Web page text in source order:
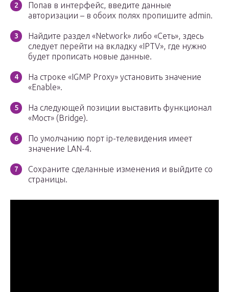
Попав в интерфейс, введите данные
авторизации – в обоих полях пропишите admin.
Найдите раздел «Network» либо «Сеть», здесь
следует перейти на вкладку «IPTV», где нужно
будет прописать новые данные.
На строке «IGMP Proxy» установить значение
«Enable».
На следующей позиции выставить функционал
«Мост» (Bridge).
По умолчанию порт ip-телевидения имеет
значение LAN-4.
Сохраните сделанные изменения и выйдите со
страницы.